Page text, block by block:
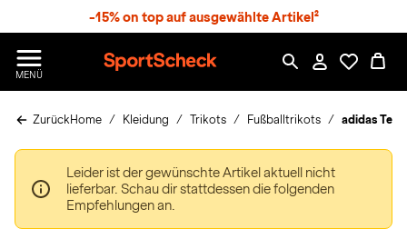
-15% on top auf ausgewählte Artikel²
MENÜ
p
r
c
h
e
ZurückHome Kleidung Trikots Fußballtrikots adidas
Leider ist der gewünschte Artikel aktuell nicht
lieferbar. Schau dir stattdessen die folgenden
Empfehlungen an.